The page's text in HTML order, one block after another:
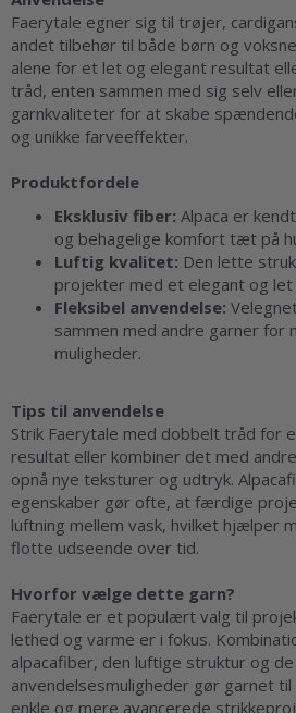
Faerytale egner sig til trøjer,
andet tilbehør til både børn og
alene for et let og elegant resultat
tråd, enten sammen med sig selv
garnkvaliteter for at skabe
og unikke farveeffekter.
Produktfordele
Eksklusiv fiber: Alpaca er
og behagelige komfort tæt på
Luftig kvalitet: Den lette
projekter med et elegant og let
Fleksibel anvendelse:
sammen med andre garner for
muligheder.
Tips til anvendelse
Strik Faerytale med dobbelt tråd for
resultat eller kombiner det med
opnå nye teksturer og udtryk.
egenskaber gør ofte, at færdige
luftning mellem vask, hvilket hjælper
flotte udseende over tid.
Hvorfor vælge dette garn?
Faerytale er et populært valg til
lethed og varme er i fokus.
alpacafiber, den luftige struktur og
anvendelsesmuligheder gør garnet
enkle og mere avancerede